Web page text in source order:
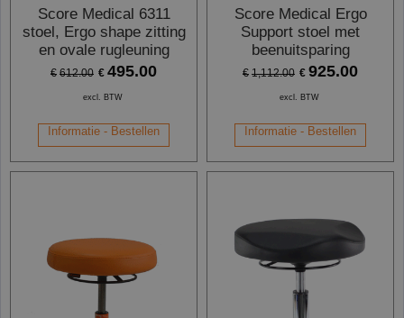
Score Medical 6311
stoel, Ergo shape zitting
en ovale rugleuning
€ 612.00 € 495.00
excl. BTW
Informatie - Bestellen
Score Medical Ergo
Support stoel met
beenuitsparing
€ 1,112.00 € 925.00
excl. BTW
Informatie - Bestellen